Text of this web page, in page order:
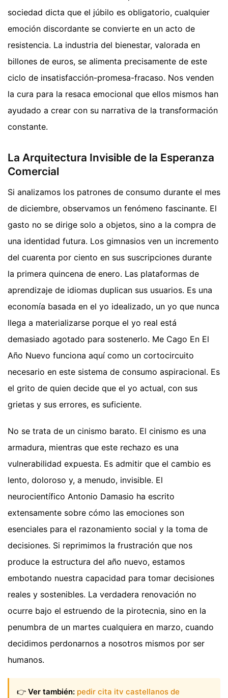
sociedad dicta que el júbilo es obligatorio, cualquier
emoción discordante se convierte en un acto de
resistencia. La industria del bienestar, valorada en
billones de euros, se alimenta precisamente de este
ciclo de insatisfacción-promesa-fracaso. Nos venden
la cura para la resaca emocional que ellos mismos han
ayudado a crear con su narrativa de la transformación
constante.
La Arquitectura Invisible de la Esperanza
Comercial
Si analizamos los patrones de consumo durante el mes
de diciembre, observamos un fenómeno fascinante. El
gasto no se dirige solo a objetos, sino a la compra de
una identidad futura. Los gimnasios ven un incremento
del cuarenta por ciento en sus suscripciones durante
la primera quincena de enero. Las plataformas de
aprendizaje de idiomas duplican sus usuarios. Es una
economía basada en el yo idealizado, un yo que nunca
llega a materializarse porque el yo real está
demasiado agotado para sostenerlo. Me Cago En El
Año Nuevo funciona aquí como un cortocircuito
necesario en este sistema de consumo aspiracional. Es
el grito de quien decide que el yo actual, con sus
grietas y sus errores, es suficiente.
No se trata de un cinismo barato. El cinismo es una
armadura, mientras que este rechazo es una
vulnerabilidad expuesta. Es admitir que el cambio es
lento, doloroso y, a menudo, invisible. El
neurocientífico Antonio Damasio ha escrito
extensamente sobre cómo las emociones son
esenciales para el razonamiento social y la toma de
decisiones. Si reprimimos la frustración que nos
produce la estructura del año nuevo, estamos
embotando nuestra capacidad para tomar decisiones
reales y sostenibles. La verdadera renovación no
ocurre bajo el estruendo de la pirotecnia, sino en la
penumbra de un martes cualquiera en marzo, cuando
decidimos perdonarnos a nosotros mismos por ser
humanos.
👉 Ver también: pedir cita itv castellanos de